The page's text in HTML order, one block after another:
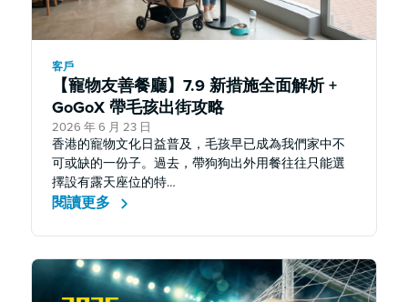
客戶
【寵物友善餐廳】7.9 新措施全面解析 +
GoGoX 帶毛孩出街攻略
2026 年 6 月 23 日
香港的寵物文化日益普及，毛孩早已成為我們家中不
可或缺的一份子。過去，帶狗狗出外用餐往往只能選
擇設有露天座位的特…
閱讀更多